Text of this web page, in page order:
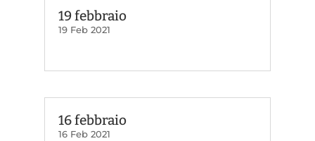
19 febbraio
19 Feb 2021
16 febbraio
16 Feb 2021